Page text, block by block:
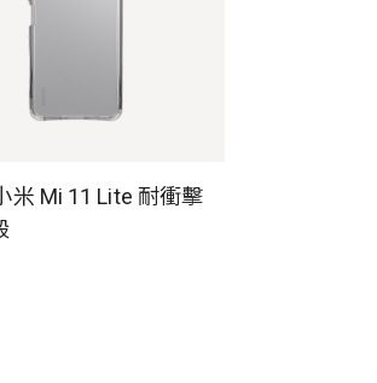
米 Mi 11 Lite 耐衝擊